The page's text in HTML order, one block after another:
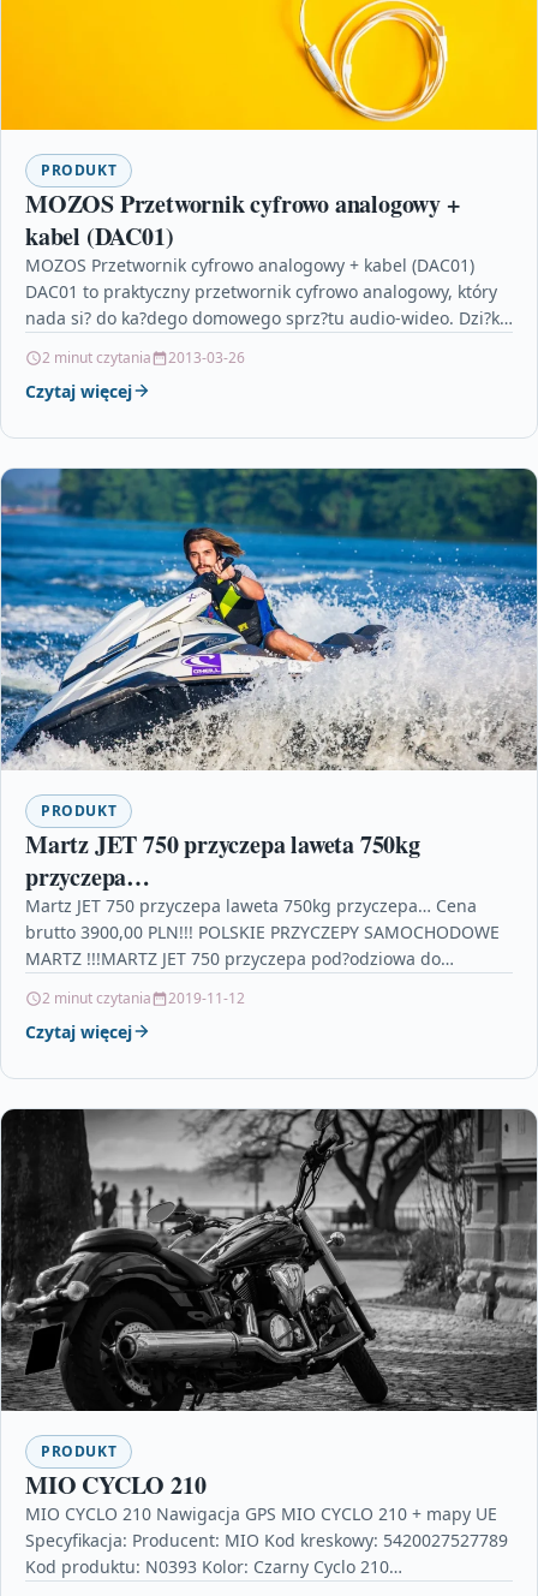
PRODUKT
MOZOS Przetwornik cyfrowo analogowy +
kabel (DAC01)
MOZOS Przetwornik cyfrowo analogowy + kabel (DAC01)
DAC01 to praktyczny przetwornik cyfrowo analogowy, który
nada si? do ka?dego domowego sprz?tu audio-wideo. Dzi?ki
2 minut czytania 2013-03-26
Czytaj więcej
PRODUKT
Martz JET 750 przyczepa laweta 750kg
przyczepa…
Martz JET 750 przyczepa laweta 750kg przyczepa… Cena
brutto 3900,00 PLN!!! POLSKIE PRZYCZEPY SAMOCHODOWE
MARTZ !!!MARTZ JET 750 przyczepa pod?odziowa do
2 minut czytania 2019-11-12
Czytaj więcej
PRODUKT
MIO CYCLO 210
MIO CYCLO 210 Nawigacja GPS MIO CYCLO 210 + mapy UE
Specyfikacja: Producent: MIO Kod kreskowy: 5420027527789
Kod produktu: N0393 Kolor: Czarny Cyclo 210…